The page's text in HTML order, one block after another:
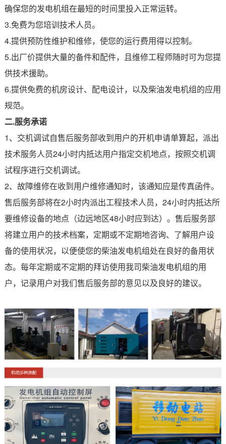
确保您的发电机组在最短的时间里投入正常运转。
3.免费为您培训技术人员。
4.提供预防性维护和维修，使您的运行费用得以控制。
5.出厂价提供大量的备件和配件，且维修工程师随时可为您提
供技术援助。
6.提供免费的机房设计、配电设计，以及柴油发电机组的应用
规范。
二.服务承诺
1、交机调试自售后服务部收到用户的开机申请单算起，派出
技术服务人员24小时内抵达用户指定交机地点，按照交机调
试程序进行交机调试。
2、故障维修在收到用户维修通知时，该通知应是传真函件。
售后服务部将在2小时内派出工程技术人员，24小时内抵达所
要维修设备的地点（边远地区48小时应到达）。售后服务部
将建立用户的技术档案，定期或不定期地咨询、了解用户设
备的使用状况，以便使您的柴油发电机组处在良好的备用状
态。每年定期或不定期的拜访使用我司柴油发电机组的用
户，记录用户对我们售后服务部的意见以及良好的建议。